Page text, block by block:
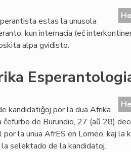
estas la unusola
kun internacia (eĉ
alpa gvidisto.
kandidatiĝoj por la dua Afrika
de Burundio, 27 (aŭ 28)
la unua AfrES en Lomeo, kaj la
selektado de la kandidatoj.